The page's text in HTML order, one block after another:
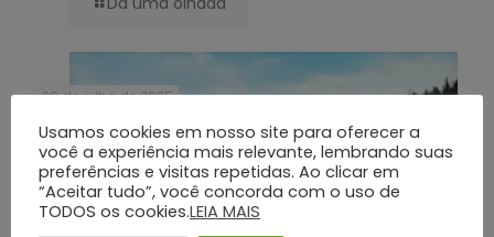
29 de julho de 2025
Usamos cookies em nosso site para oferecer a
você a experiência mais relevante, lembrando suas
preferências e visitas repetidas. Ao clicar em
“Aceitar tudo”, você concorda com o uso de
TODOS os cookies.LEIA MAIS